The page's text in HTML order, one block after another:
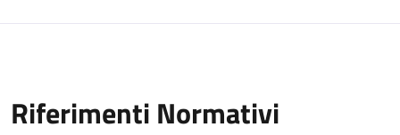
Riferimenti Normativi